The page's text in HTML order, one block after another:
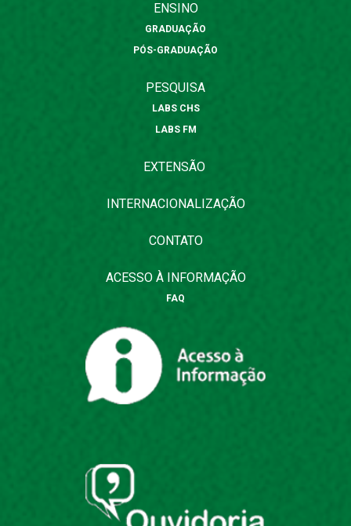
ENSINO
GRADUAÇÃO
PÓS-GRADUAÇÃO
PESQUISA
LABS CHS
LABS FM
EXTENSÃO
INTERNACIONALIZAÇÃO
CONTATO
ACESSO À INFORMAÇÃO
FAQ